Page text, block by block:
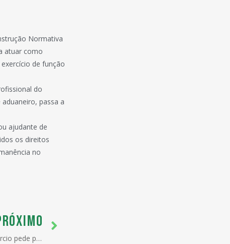
Normativa
atuar como
de função
do
passa a
ajudante de
os direitos
no
Em carta a Paulo Guedes, comércio pede providências sobre operação-padrão